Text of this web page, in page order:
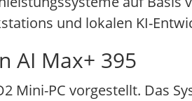
und lokalen KI-
AI Max+ 395
Mini-PC vorgestellt. Das